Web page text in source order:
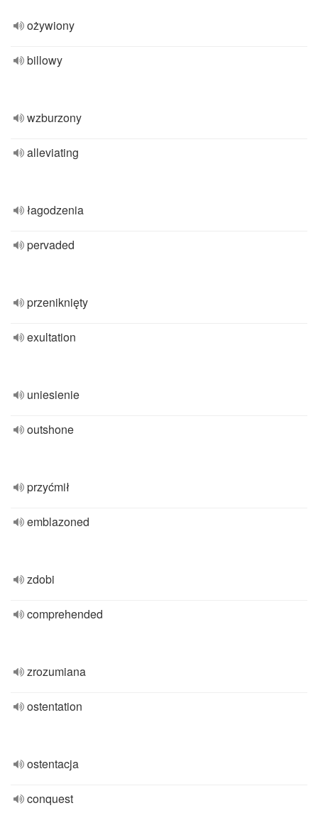
ożywiony
billowy
wzburzony
alleviating
łagodzenia
pervaded
przeniknięty
exultation
uniesienie
outshone
przyćmił
emblazoned
zdobi
comprehended
zrozumiana
ostentation
ostentacja
conquest